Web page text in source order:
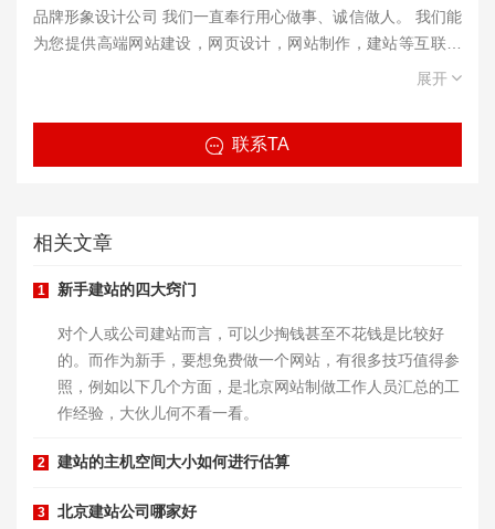
品牌形象设计公司 我们一直奉行用心做事、诚信做人。 我们能
为您提供高端网站建设，网页设计，网站制作，建站等互联网
服务， 我们的目标是将网建科技打造成网网站建设、网页设
展开
联系TA
相关文章
1 新手建站的四大窍门
​对个人或公司建站而言，可以少掏钱甚至不花钱是比较好
的。而作为新手，要想免费做一个网站，有很多技巧值得参
照，例如以下几个方面，是北京网站制做工作人员汇总的工
作经验，大伙儿何不看一看。
2 建站的主机空间大小如何进行估算
3 北京建站公司哪家好